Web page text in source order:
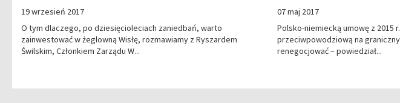
19 wrzesień 2017
O tym dlaczego, po dziesięcioleciach zaniedbań, warto
zainwestować w żeglowną Wisłę, rozmawiamy z Ryszardem
Świlskim, Członkiem Zarządu W...
07 maj 2017
Polsko-niemiecką umowę z 2015
przeciwpowodziową na
renegocjować – powiedział...